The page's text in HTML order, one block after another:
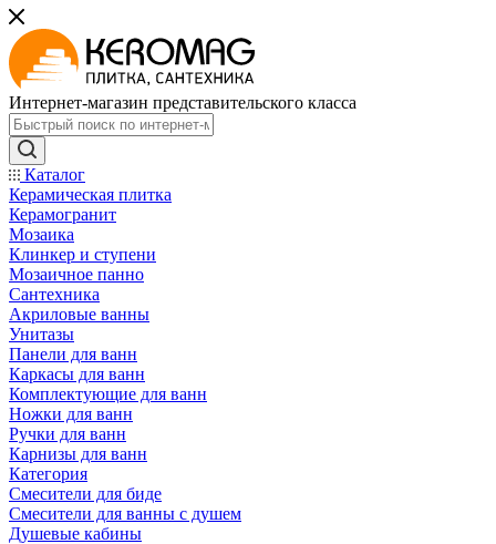
Интернет-магазин представительского класса
Каталог
Керамическая плитка
Керамогранит
Мозаика
Клинкер и ступени
Мозаичное панно
Сантехника
Акриловые ванны
Унитазы
Панели для ванн
Каркасы для ванн
Комплектующие для ванн
Ножки для ванн
Ручки для ванн
Карнизы для ванн
Категория
Смесители для биде
Смесители для ванны с душем
Душевые кабины